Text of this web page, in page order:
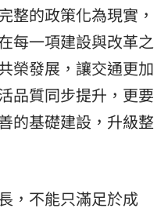
整的政策化為現實，
每一項建設與改革之
榮發展，讓交通更加
品質同步提升，更要
的基礎建設，升級整
，不能只滿足於成